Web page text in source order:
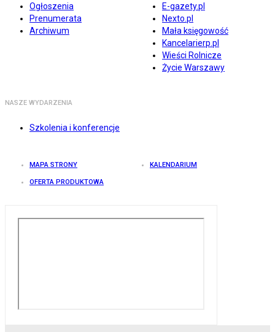
Ogłoszenia
Prenumerata
Archiwum
E-gazety.pl
Nexto.pl
Mała księgowość
Kancelarierp.pl
Wieści Rolnicze
Życie Warszawy
NASZE WYDARZENIA
Szkolenia i konferencje
MAPA STRONY KALENDARIUM
OFERTA PRODUKTOWA